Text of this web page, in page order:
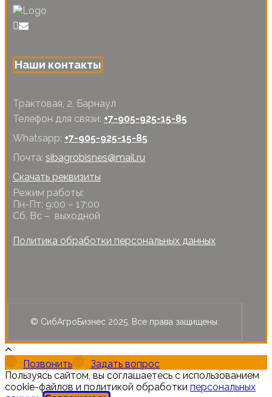
Наши контакты
Трактовая, 2, Барнаул
Телефон для связи: +7-905-925-15-85
Whatsapp: +7-905-925-15-85
Почта: sibagrobisnes@mail.ru
Скачать реквизиты
Режим работы:
Пн-Пт: 9:00 – 17:00
Сб, Вс – выходной
Политика обработки персональных данных
© СибАгроБизнес 2025. Все права защищены.
Позвонить
Задать вопрос
Пользуясь сайтом, вы соглашаетесь с использованием
cookie-файлов и политикой обработки персональных